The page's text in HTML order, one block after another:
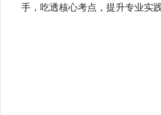
手，吃透核心考点，提升专业实